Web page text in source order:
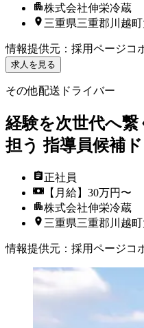
株式会社伸栄冷蔵
三重県三重郡川越
情報提供元 ： 採用ページコ
求人を見る
その他配送ドライバー
経験を次世代へ繋
担う 指導員候補
正社員
【月給】30万円〜
株式会社伸栄冷蔵
三重県三重郡川越
情報提供元 ： 採用ページコ